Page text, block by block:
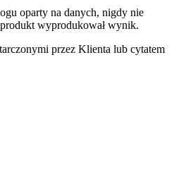
oparty na danych, nigdy nie
wyprodukował wynik.
przez Klienta lub cytatem